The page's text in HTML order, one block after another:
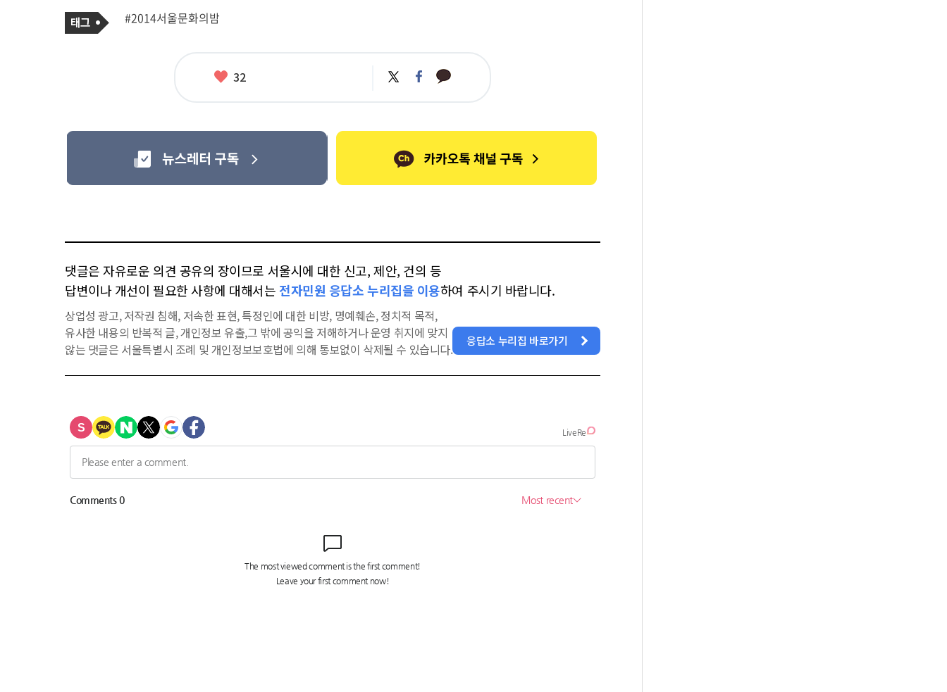
사
태
그
#2014서울문화의밤
좋
32 트
위
페
이
카
카
댓글은 자유로운 의견 공유의 장이므로 서울시에 대한 신고, 제안, 건의 등
답변이나 개선이 필요한 사항에 대해서는 전자민원 응답소 누리집을 이용하여 주시기 바랍니다.
상업성 광고, 저작권 침해, 저속한 표현, 특정인에 대한 비방, 명예훼손, 정치적 목적,
유사한 내용의 반복적 글, 개인정보 유출,그 밖에 공익을 저해하거나 운영 취지에 맞지
않는 댓글은 서울특별시 조례 및 개인정보보호법에 의해 통보없이 삭제될 수 있습니다.
응답소 누리집 바로가기